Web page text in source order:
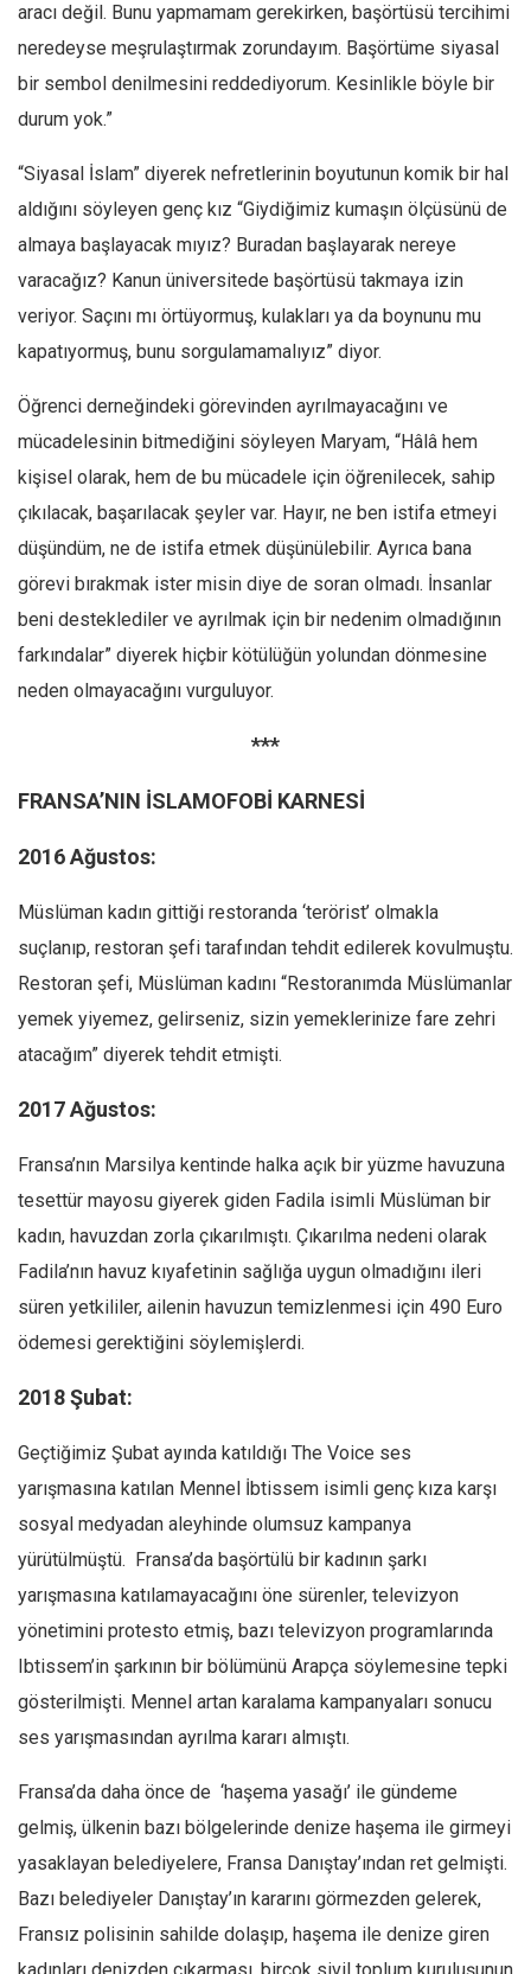
aracı değil. Bunu yapmamam gerekirken, başörtüsü tercihimi
neredeyse meşrulaştırmak zorundayım. Başörtüme siyasal
bir sembol denilmesini reddediyorum. Kesinlikle böyle bir
durum yok.”
“Siyasal İslam” diyerek nefretlerinin boyutunun komik bir hal
aldığını söyleyen genç kız “Giydiğimiz kumaşın ölçüsünü de
almaya başlayacak mıyız? Buradan başlayarak nereye
varacağız? Kanun üniversitede başörtüsü takmaya izin
veriyor. Saçını mı örtüyormuş, kulakları ya da boynunu mu
kapatıyormuş, bunu sorgulamamalıyız” diyor.
Öğrenci derneğindeki görevinden ayrılmayacağını ve
mücadelesinin bitmediğini söyleyen Maryam, “Hâlâ hem
kişisel olarak, hem de bu mücadele için öğrenilecek, sahip
çıkılacak, başarılacak şeyler var. Hayır, ne ben istifa etmeyi
düşündüm, ne de istifa etmek düşünülebilir. Ayrıca bana
görevi bırakmak ister misin diye de soran olmadı. İnsanlar
beni desteklediler ve ayrılmak için bir nedenim olmadığının
farkındalar” diyerek hiçbir kötülüğün yolundan dönmesine
neden olmayacağını vurguluyor.
***
FRANSA’NIN İSLAMOFOBİ KARNESİ
2016 Ağustos:
Müslüman kadın gittiği restoranda ‘terörist’ olmakla
suçlanıp, restoran şefi tarafından tehdit edilerek kovulmuştu.
Restoran şefi, Müslüman kadını “Restoranımda Müslümanlar
yemek yiyemez, gelirseniz, sizin yemeklerinize fare zehri
atacağım” diyerek tehdit etmişti.
2017 Ağustos:
Fransa’nın Marsilya kentinde halka açık bir yüzme havuzuna
tesettür mayosu giyerek giden Fadila isimli Müslüman bir
kadın, havuzdan zorla çıkarılmıştı. Çıkarılma nedeni olarak
Fadila’nın havuz kıyafetinin sağlığa uygun olmadığını ileri
süren yetkililer, ailenin havuzun temizlenmesi için 490 Euro
ödemesi gerektiğini söylemişlerdi.
2018 Şubat:
Geçtiğimiz Şubat ayında katıldığı The Voice ses
yarışmasına katılan Mennel İbtissem isimli genç kıza karşı
sosyal medyadan aleyhinde olumsuz kampanya
yürütülmüştü. Fransa’da başörtülü bir kadının şarkı
yarışmasına katılamayacağını öne sürenler, televizyon
yönetimini protesto etmiş, bazı televizyon programlarında
Ibtissem’in şarkının bir bölümünü Arapça söylemesine tepki
gösterilmişti. Mennel artan karalama kampanyaları sonucu
ses yarışmasından ayrılma kararı almıştı.
Fransa’da daha önce de ‘haşema yasağı’ ile gündeme
gelmiş, ülkenin bazı bölgelerinde denize haşema ile girmeyi
yasaklayan belediyelere, Fransa Danıştay’ından ret gelmişti.
Bazı belediyeler Danıştay’ın kararını görmezden gelerek,
Fransız polisinin sahilde dolaşıp, haşema ile denize giren
kadınları denizden çıkarması, birçok sivil toplum kuruluşunun